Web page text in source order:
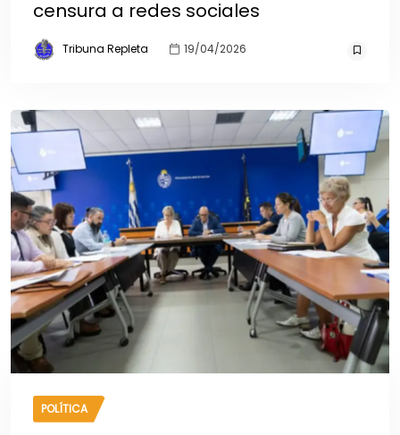
censura a redes sociales
Tribuna Repleta 19/04/2026
POLÍTICA